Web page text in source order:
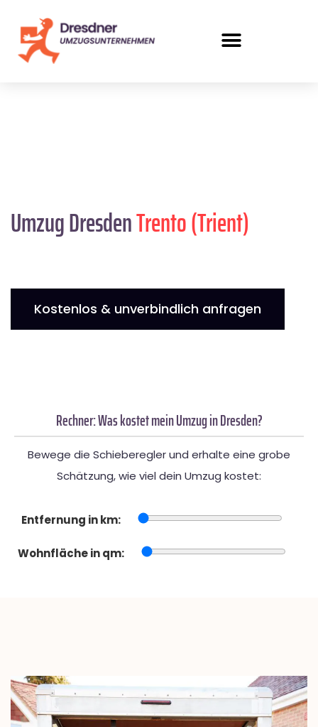
Umzug DresdenTrento (Trient)
Kostenlos & unverbindlich anfragen
Rechner: Was kostet mein Umzug in Dresden?
Bewege die Schieberegler und erhalte eine grobe
Schätzung, wie viel dein Umzug kostet:
Entfernung in km:
Wohnfläche in qm: